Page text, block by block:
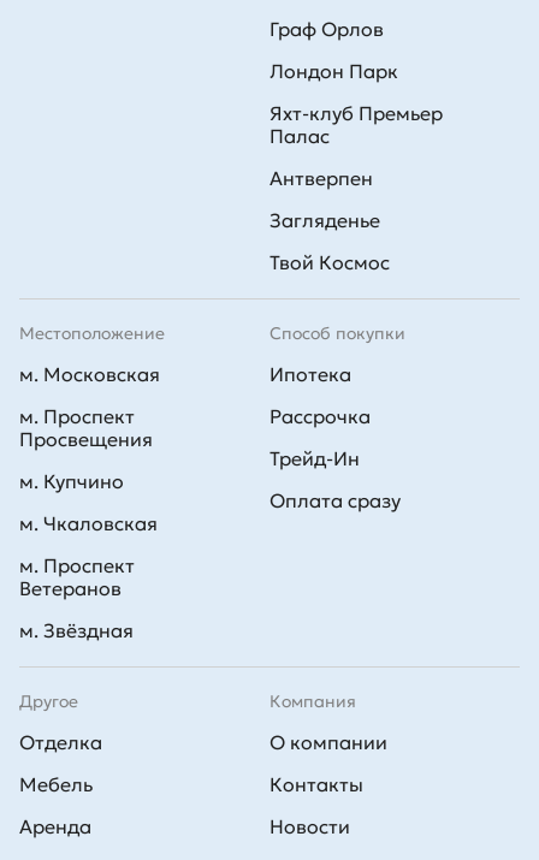
Способ покупки
Ипотека
Рассрочка
Трейд-Ин
Оплата сразу
Граф Орлов
Лондон Парк
Яхт-клуб Премьер
Палас
Антверпен
Загляденье
Твой Космос
Другое
Отделка
Мебель
Аренда
Компания
О компании
Контакты
Новости
Местоположение
м. Московская
м. Проспект
Просвещения
м. Купчино
м. Чкаловская
м. Проспект
Ветеранов
м. Звёздная